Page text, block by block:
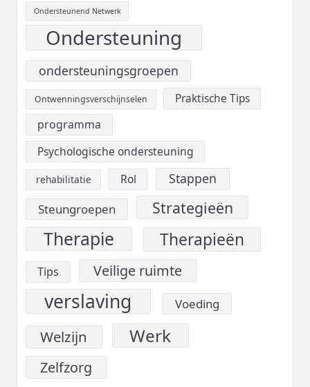
Ondersteunend Netwerk
Ondersteuning
ondersteuningsgroepen
Ontwenningsverschijnselen Praktische Tips
programma
Psychologische ondersteuning
rehabilitatie Rol Stappen
Steungroepen Strategieën
Therapie Therapieën
Tips Veilige ruimte
verslaving Voeding
Welzijn Werk
Zelfzorg